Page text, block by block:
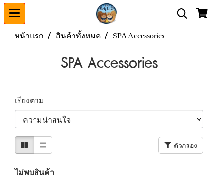
หน้าแรก สินค้าทั้งหมด SPA Accessories
SPA Accessories
เรียงตาม
ตัวกรอง
ไม่พบสินค้า